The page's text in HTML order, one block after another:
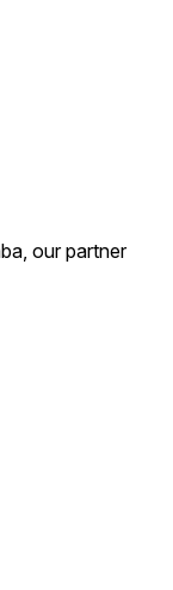
our partner